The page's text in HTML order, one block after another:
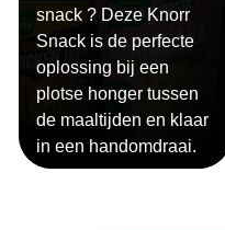
snack ? Deze Knorr
Snack is de perfecte
oplossing bij een
plotse honger tussen
de maaltijden en klaar
in een handomdraai.